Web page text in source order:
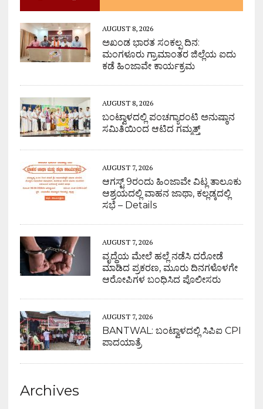
AUGUST 8, 2026
ಅಖಂಡ ಭಾರತ ಸಂಕಲ್ಪ ದಿನ:
ಮಂಗಳೂರು ಗ್ರಾಮಾಂತರ ಜಿಲ್ಲೆಯ ಐದು
ಕಡೆ ಹಿಂಜಾವೇ ಕಾರ್ಯಕ್ರಮ
AUGUST 8, 2026
ಬಂಟ್ವಾಳದಲ್ಲಿ ಪಂಚಗ್ಯಾರಂಟಿ ಅನುಷ್ಠಾನ
ಸಮಿತಿಯಿಂದ ಆಟಿದ ಗಮ್ಮತ್ತ್
AUGUST 7, 2026
ಆಗಸ್ಟ್ 9ರಂದು ಹಿಂಜಾವೇ ವಿಟ್ಲ ತಾಲೂಕು
ಆಶ್ರಯದಲ್ಲಿ ವಾಹನ ಜಾಥಾ, ಕಲ್ಲಡ್ಕದಲ್ಲಿ
ಸಭೆ – Details
AUGUST 7, 2026
ವೃದ್ಧೆಯ ಮೇಲೆ ಹಲ್ಲೆ ನಡೆಸಿ ದರೋಡೆ
ಮಾಡಿದ ಪ್ರಕರಣ, ಮೂರು ದಿನಗಳೊಳಗೇ
ಆರೋಪಿಗಳ ಬಂಧಿಸಿದ ಪೊಲೀಸರು
AUGUST 7, 2026
BANTWAL: ಬಂಟ್ವಾಳದಲ್ಲಿ ಸಿಪಿಐ CPI
ಪಾದಯಾತ್ರೆ
Archives